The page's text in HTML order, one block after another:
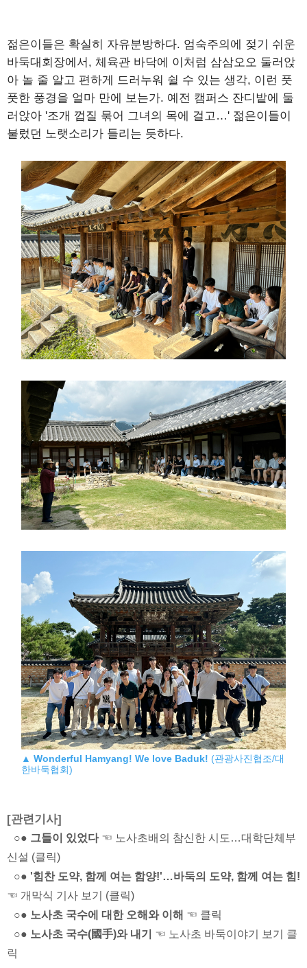
젊은이들은 확실히 자유분방하다. 엄숙주의에 젖기 쉬운
바둑대회장에서, 체육관 바닥에 이처럼 삼삼오오 둘러앉
아 놀 줄 알고 편하게 드러누워 쉴 수 있는 생각, 이런 풋
풋한 풍경을 얼마 만에 보는가. 예전 캠퍼스 잔디밭에 둘
러앉아 '조개 껍질 묶어 그녀의 목에 걸고…' 젊은이들이
불렀던 노랫소리가 들리는 듯하다.
▲Wonderful Hamyang! We love Baduk! (관광사진협조/대
한바둑협회)
[관련기사]
○● 그들이 있었다☜ 노사초배의 참신한 시도…대학단체부
신설 (클릭)
○● '힘찬 도약, 함께 여는 함양!'…바둑의 도약, 함께 여는 힘!
☜ 개막식 기사 보기 (클릭)
○● 노사초 국수에 대한 오해와 이해 ☜ 클릭
○● 노사초 국수(國手)와 내기
☜ 노사초 바둑이야기 보기 클
릭